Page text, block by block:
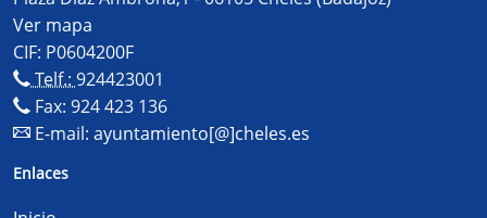
Ver mapa
CIF: P0604200F
Telf.: 924423001
Fax: 924 423 136
E-mail: ayuntamiento[@]cheles.es
Enlaces